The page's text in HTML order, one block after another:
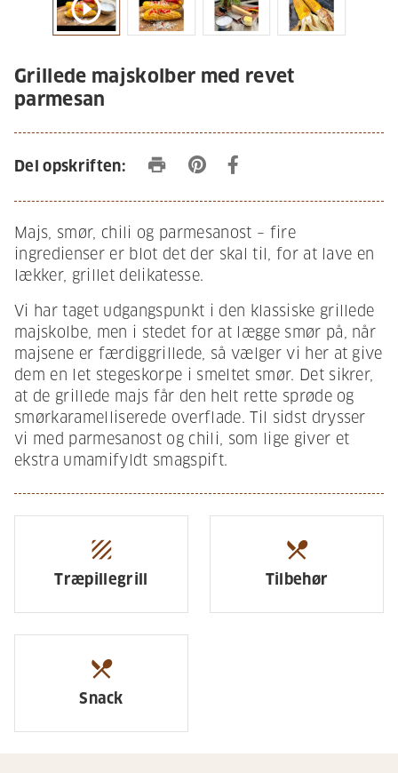
play_circle_outline
Grillede majskolber med revet
parmesan
Del opskriften: print
Majs, smør, chili og parmesanost – fire
ingredienser er blot det der skal til, for at lave en
lækker, grillet delikatesse.
Vi har taget udgangspunkt i den klassiske grillede
majskolbe, men i stedet for at lægge smør på, når
majsene er færdiggrillede, så vælger vi her at give
dem en let stegeskorpe i smeltet smør. Det sikrer,
at de grillede majs får den helt rette sprøde og
smørkaramelliserede overflade. Til sidst drysser
vi med parmesanost og chili, som lige giver et
ekstra umamifyldt smagspift.
texture
Træpillegrill
restaurant_menu
Tilbehør
restaurant_menu
Snack